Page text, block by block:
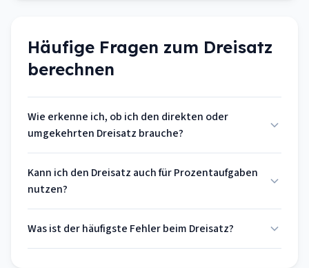
Häufige Fragen zum Dreisatz
berechnen
Wie erkenne ich, ob ich den direkten oder
umgekehrten Dreisatz brauche?
Kann ich den Dreisatz auch für Prozentaufgaben
nutzen?
Was ist der häufigste Fehler beim Dreisatz?